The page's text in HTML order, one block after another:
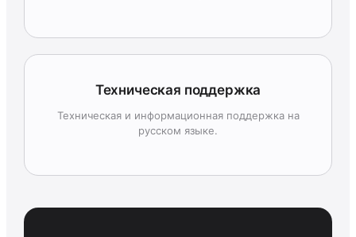
Техническая поддержка
Техническая и информационная поддержка на
русском языке.